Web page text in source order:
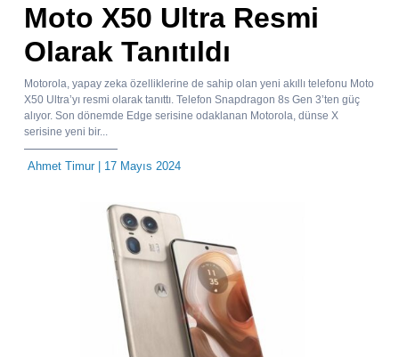
Moto X50 Ultra Resmi
Olarak Tanıtıldı
Motorola, yapay zeka özelliklerine de sahip olan yeni akıllı telefonu Moto
X50 Ultra’yı resmi olarak tanıttı. Telefon Snapdragon 8s Gen 3’ten güç
alıyor. Son dönemde Edge serisine odaklanan Motorola, dünse X
serisine yeni bir...
Ahmet Timur| 17 Mayıs 2024